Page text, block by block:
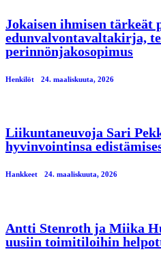
Jokaisen ihmisen tärkeät
edunvalvontavaltakirja,
perinnönjakosopimus
Henkilöt 24. maaliskuuta, 2026
Liikuntaneuvoja Sari
hyvinvointinsa
Hankkeet 24. maaliskuuta, 2026
Antti Stenroth ja Miika
uusiin toimitiloihin